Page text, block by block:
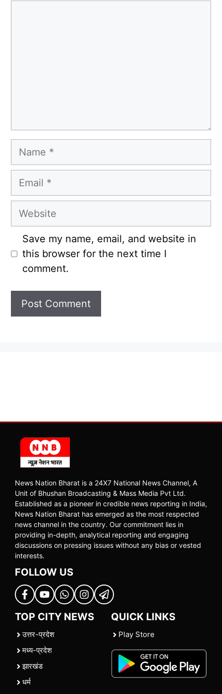
Name
Email
Website
Save my name, email, and website in
this browser for the next time I
comment.
News Nation Bharat is a 24X7 National News Channel, A
Unit of Bhushan Broadcasting & Mass Media Pvt Ltd.
Established as a pioneer in credible news reporting in India,
News Nation Bharat has emerged as the most respected
news channel in the country. Our commitment lies in
providing in-depth, analytical reporting and engaging
discussions on pressing issues without any bias or vested
interests.
FOLLOW US
TOP CITY NEWS
उत्तर-प्रदेश
मध्य-प्रदेश
झारखंड
धर्म
QUICK LINKS
Play Store